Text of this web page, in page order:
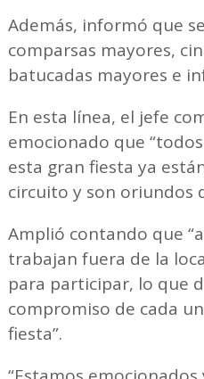
Además, informó que
comparsas mayores,
batucadas mayores e
En esta línea, el jefe
emocionado que
esta gran fiesta ya
circuito y son oriundos
Amplió contando que
trabajan fuera de la
para participar, lo que
compromiso de cada
fiesta”.